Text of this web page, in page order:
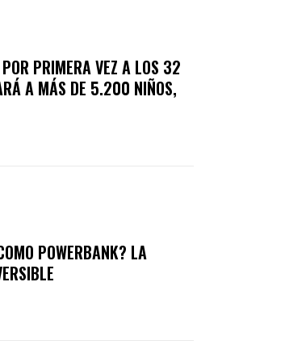
PRIMERA VEZ A LOS 32
A MÁS DE 5.200 NIÑOS,
POWERBANK? LA